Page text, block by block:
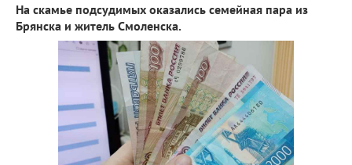
На скамье подсудимых оказались семейная пара из
Брянска и житель Смоленска.